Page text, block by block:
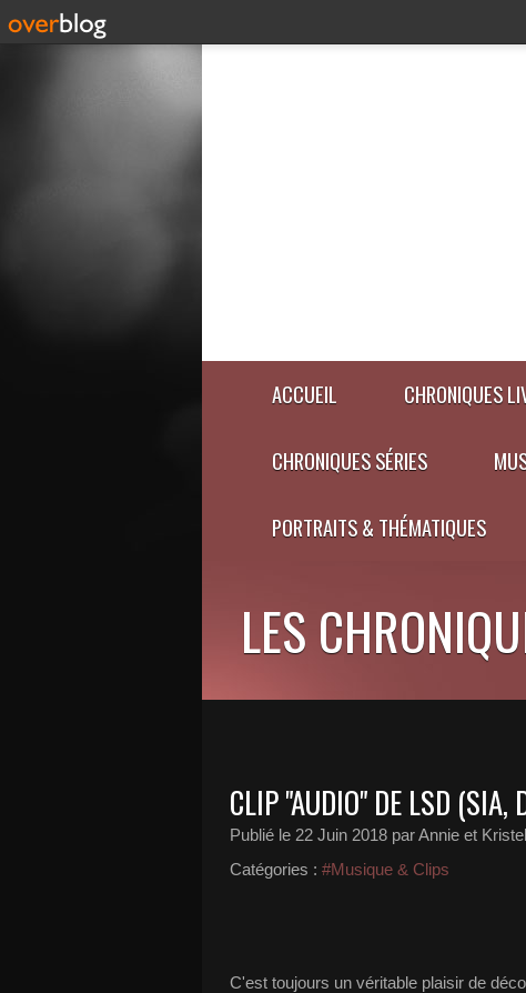
ACCUEIL CHRONIQUES
CHRONIQUES SÉRIES
PORTRAITS & THÉMATIQUES
LES
CLIP "AUDIO" DE LSD
Publié le 22 Juin 2018 par Annie et Kristel
Catégories : #Musique & Clips
C'est toujours un véritable plaisir de